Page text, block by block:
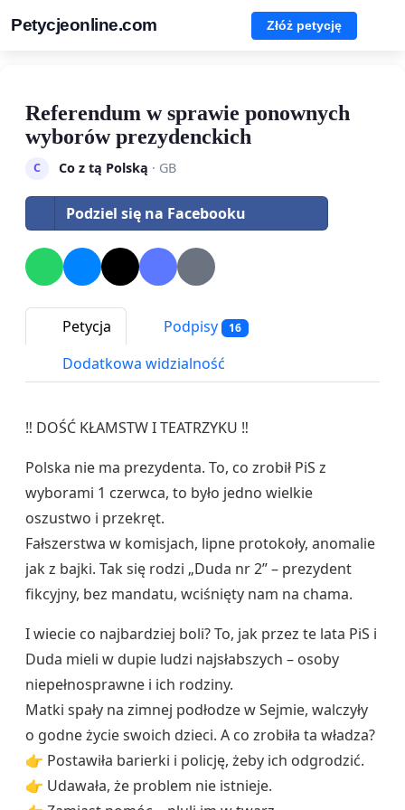
Petycjeonline.com Złóż petycję
Referendum w sprawie ponownych
wyborów prezydenckich
C Co z tą Polską · GB
Podziel się na Facebooku
Petycja Podpisy 16
Dodatkowa widzialność
‼️ DOŚĆ KŁAMSTW I TEATRZYKU ‼️
Polska nie ma prezydenta. To, co zrobił PiS z
wyborami 1 czerwca, to było jedno wielkie
oszustwo i przekręt.
Fałszerstwa w komisjach, lipne protokoły, anomalie
jak z bajki. Tak się rodzi „Duda nr 2” – prezydent
fikcyjny, bez mandatu, wciśnięty nam na chama.
I wiecie co najbardziej boli? To, jak przez te lata PiS i
Duda mieli w dupie ludzi najsłabszych – osoby
niepełnosprawne i ich rodziny.
Matki spały na zimnej podłodze w Sejmie, walczyły
o godne życie swoich dzieci. A co zrobiła ta władza?
👉 Postawiła barierki i policję, żeby ich odgrodzić.
👉 Udawała, że problem nie istnieje.